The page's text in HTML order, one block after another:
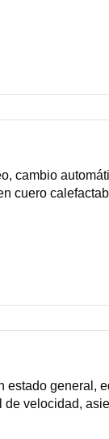
cambio
cuero
general,
velocidad,